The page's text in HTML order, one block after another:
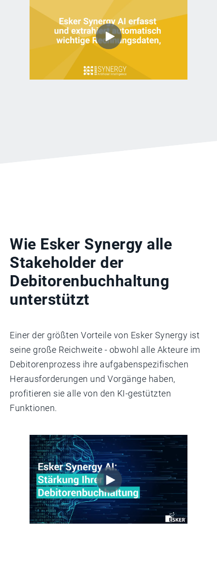
Wie Esker Synergy alle
Stakeholder der
Debitorenbuchhaltung
unterstützt
Einer der größten Vorteile von Esker Synergy ist
seine große Reichweite - obwohl alle Akteure im
Debitorenprozess ihre aufgabenspezifischen
Herausforderungen und Vorgänge haben,
profitieren sie alle von den KI-gestützten
Funktionen.